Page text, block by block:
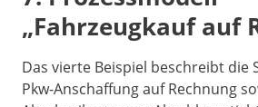
„Fahrzeugkauf auf
Das vierte Beispiel beschreibt die
Pkw-Anschaffung auf Rechnung